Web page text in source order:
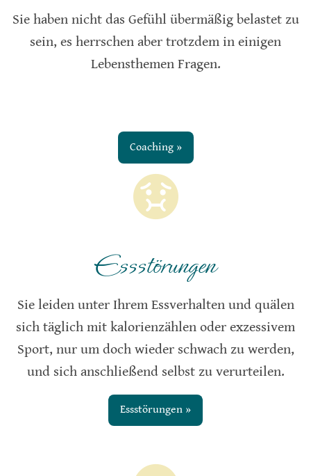
Sie haben nicht das Gefühl übermäßig belastet zu
sein, es herrschen aber trotzdem in einigen
Lebensthemen Fragen.
Coaching »
Essstörungen
Sie leiden unter Ihrem Essverhalten und quälen
sich täglich mit kalorienzählen oder exzessivem
Sport, nur um doch wieder schwach zu werden,
und sich anschließend selbst zu verurteilen.
Essstörungen »